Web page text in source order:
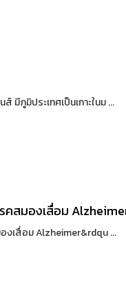
มิประเทศเป็นเกาะในม ...
คสมองเสื่อม
เสื่อม Alzheimer&rdqu ...